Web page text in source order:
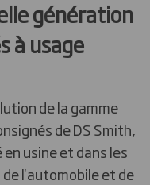
génération
à usage
de la gamme
de DS Smith,
usine et dans les
l'automobile et de